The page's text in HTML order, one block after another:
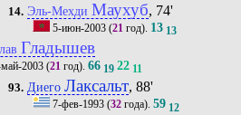
14. Эль-Мехди Маухуб, 74'
5-июн-2003(21 год). 13 13
Гладышев
2003 (21 год).66 19 22 11
93. ДиегоЛаксальт, 88'
7-фев-1993(32года). 59 12